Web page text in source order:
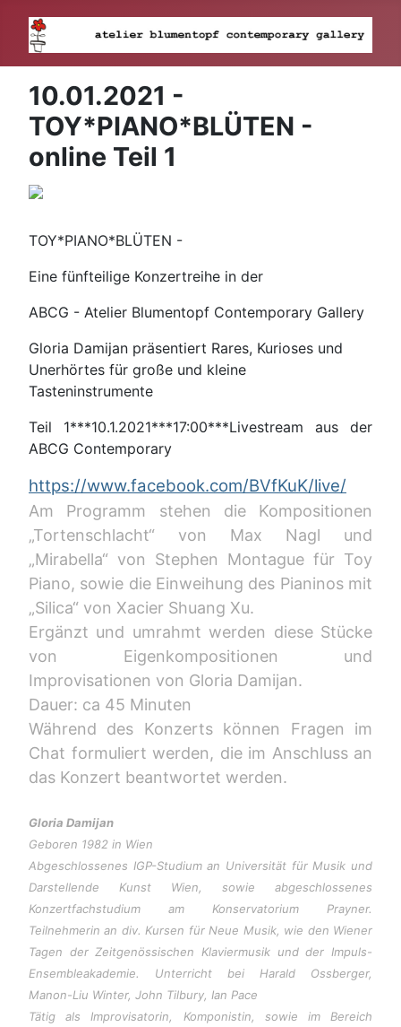
10.01.2021 -
TOY*PIANO*BLÜTEN -
online Teil 1
TOY*PIANO*BLÜTEN -
Eine fünfteilige Konzertreihe in der
ABCG - Atelier Blumentopf Contemporary Gallery
Gloria Damijan präsentiert Rares, Kurioses und
Unerhörtes für große und kleine
Tasteninstrumente
Teil 1***10.1.2021***17:00***Livestream aus der
ABCG Contemporary
https://www.facebook.com/BVfKuK/live/
Am Programm stehen die Kompositionen
„Tortenschlacht“ von Max Nagl und
„Mirabella“ von Stephen Montague für Toy
Piano, sowie die Einweihung des Pianinos mit
„Silica“ von Xacier Shuang Xu.
Ergänzt und umrahmt werden diese Stücke
von Eigenkompositionen und
Improvisationen von Gloria Damijan.
Dauer: ca 45 Minuten
Während des Konzerts können Fragen im
Chat formuliert werden, die im Anschluss an
das Konzert beantwortet werden.
Gloria Damijan
Geboren 1982 in Wien
Abgeschlossenes IGP-Studium an Universität für Musik und
Darstellende Kunst Wien, sowie abgeschlossenes
Konzertfachstudium am Konservatorium Prayner.
Teilnehmerin an div. Kursen für Neue Musik, wie den Wiener
Tagen der Zeitgenössischen Klaviermusik und der Impuls-
Ensembleakademie. Unterricht bei Harald Ossberger,
Manon-Liu Winter, John Tilbury, Ian Pace
Tätig als Improvisatorin, Komponistin, sowie im Bereich